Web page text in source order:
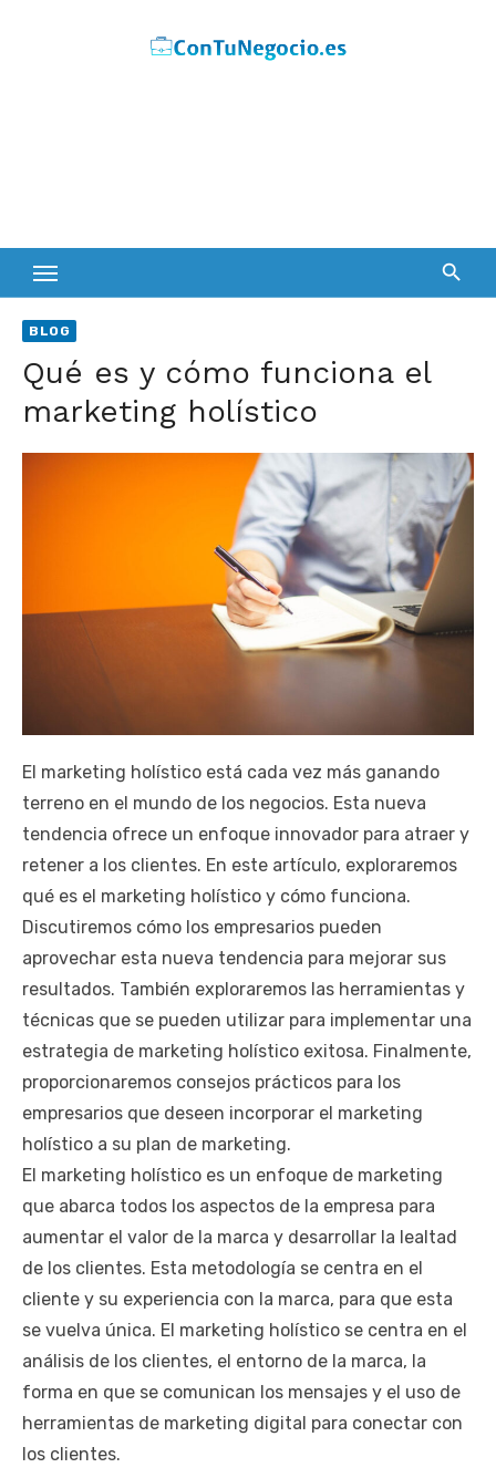
BLOG
Qué es y cómo funciona el
marketing holístico
El marketing holístico está cada vez más ganando
terreno en el mundo de los negocios. Esta nueva
tendencia ofrece un enfoque innovador para atraer y
retener a los clientes. En este artículo, exploraremos
qué es el marketing holístico y cómo funciona.
Discutiremos cómo los empresarios pueden
aprovechar esta nueva tendencia para mejorar sus
resultados. También exploraremos las herramientas y
técnicas que se pueden utilizar para implementar una
estrategia de marketing holístico exitosa. Finalmente,
proporcionaremos consejos prácticos para los
empresarios que deseen incorporar el marketing
holístico a su plan de marketing.
El marketing holístico es un enfoque de marketing
que abarca todos los aspectos de la empresa para
aumentar el valor de la marca y desarrollar la lealtad
de los clientes. Esta metodología se centra en el
cliente y su experiencia con la marca, para que esta
se vuelva única. El marketing holístico se centra en el
análisis de los clientes, el entorno de la marca, la
forma en que se comunican los mensajes y el uso de
herramientas de marketing digital para conectar con
los clientes.